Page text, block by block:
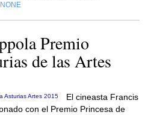
NONE
Premio
de las Artes
El cineasta Francis
con el Premio Princesa de